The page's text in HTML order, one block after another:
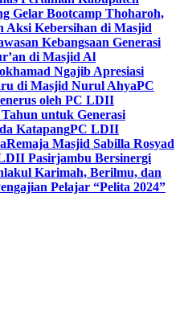
Gelar Bootcamp Thoharoh,
Aksi Kebersihan di Masjid
Kebangsaan Generasi
di Masjid Al
Ngajib Apresiasi
di Masjid Nurul AhyaPC
oleh PC LDII
untuk Generasi
KatapangPC LDII
Remaja Masjid Sabilla Rosyad
Pasirjambu Bersinergi
Karimah, Berilmu, dan
Pelajar “Pelita 2024”